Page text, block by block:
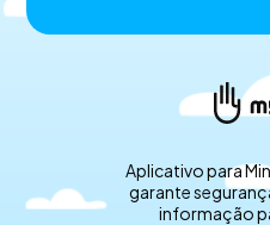
Aplicativo para
garante
informação